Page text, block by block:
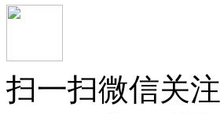
扫一扫微信关注